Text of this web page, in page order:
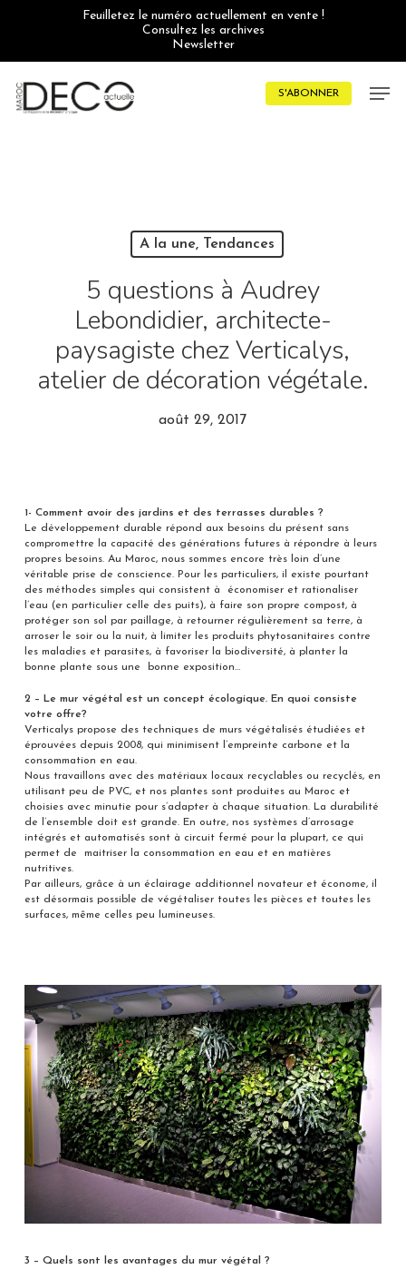
Feuilletez le numéro actuellement en vente !
Consultez les archives
Newsletter
S'ABONNER
A la une, Tendances
5 questions à Audrey
Lebondidier, architecte-
paysagiste chez Verticalys,
atelier de décoration végétale.
août 29, 2017
1- Comment avoir des jardins et des terrasses durables ?
Le développement durable répond aux besoins du présent sans
compromettre la capacité des générations futures à répondre à leurs
propres besoins. Au Maroc, nous sommes encore très loin d’une
véritable prise de conscience. Pour les particuliers, il existe pourtant
des méthodes simples qui consistent à économiser et rationaliser
l’eau (en particulier celle des puits), à faire son propre compost, à
protéger son sol par paillage, à retourner régulièrement sa terre, à
arroser le soir ou la nuit, à limiter les produits phytosanitaires contre
les maladies et parasites, à favoriser la biodiversité, à planter la
bonne plante sous une bonne exposition…
2 – Le mur végétal est un concept écologique. En quoi consiste
votre offre?
Verticalys propose des techniques de murs végétalisés étudiées et
éprouvées depuis 2008, qui minimisent l’empreinte carbone et la
consommation en eau.
Nous travaillons avec des matériaux locaux recyclables ou recyclés, en
utilisant peu de PVC, et nos plantes sont produites au Maroc et
choisies avec minutie pour s’adapter à chaque situation. La durabilité
de l’ensemble doit est grande. En outre, nos systèmes d’arrosage
intégrés et automatisés sont à circuit fermé pour la plupart, ce qui
permet de maitriser la consommation en eau et en matières
nutritives.
Par ailleurs, grâce à un éclairage additionnel novateur et économe, il
est désormais possible de végétaliser toutes les pièces et toutes les
surfaces, même celles peu lumineuses.
3 – Quels sont les avantages du mur végétal ?